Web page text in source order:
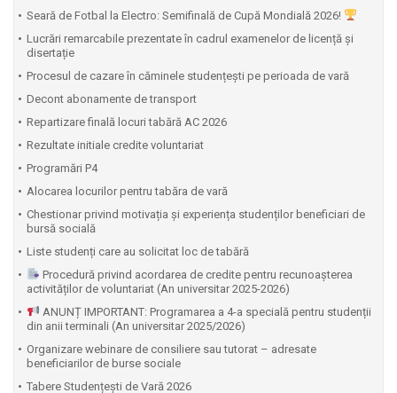
⁠Seară de Fotbal la Electro: Semifinală de Cupă Mondială 2026!
Lucrări remarcabile prezentate în cadrul examenelor de licență și
disertație
Procesul de cazare în căminele studențești pe perioada de vară
Decont abonamente de transport
Repartizare finală locuri tabără AC 2026
Rezultate initiale credite voluntariat
Programări P4
Alocarea locurilor pentru tabăra de vară
Chestionar privind motivația și experiența studenților beneficiari de
bursă socială
Liste studenți care au solicitat loc de tabără
Procedură privind acordarea de credite pentru recunoașterea
activităților de voluntariat (An universitar 2025-2026)
ANUNȚ IMPORTANT: Programarea a 4-a specială pentru studenții
din anii terminali (An universitar 2025/2026)
Organizare webinare de consiliere sau tutorat – adresate
beneficiarilor de burse sociale
Tabere Studențești de Vară 2026